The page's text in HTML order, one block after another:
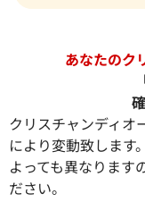
あなたのク
クリスチャンディオ
により変動致します
よっても異なります
ださい。